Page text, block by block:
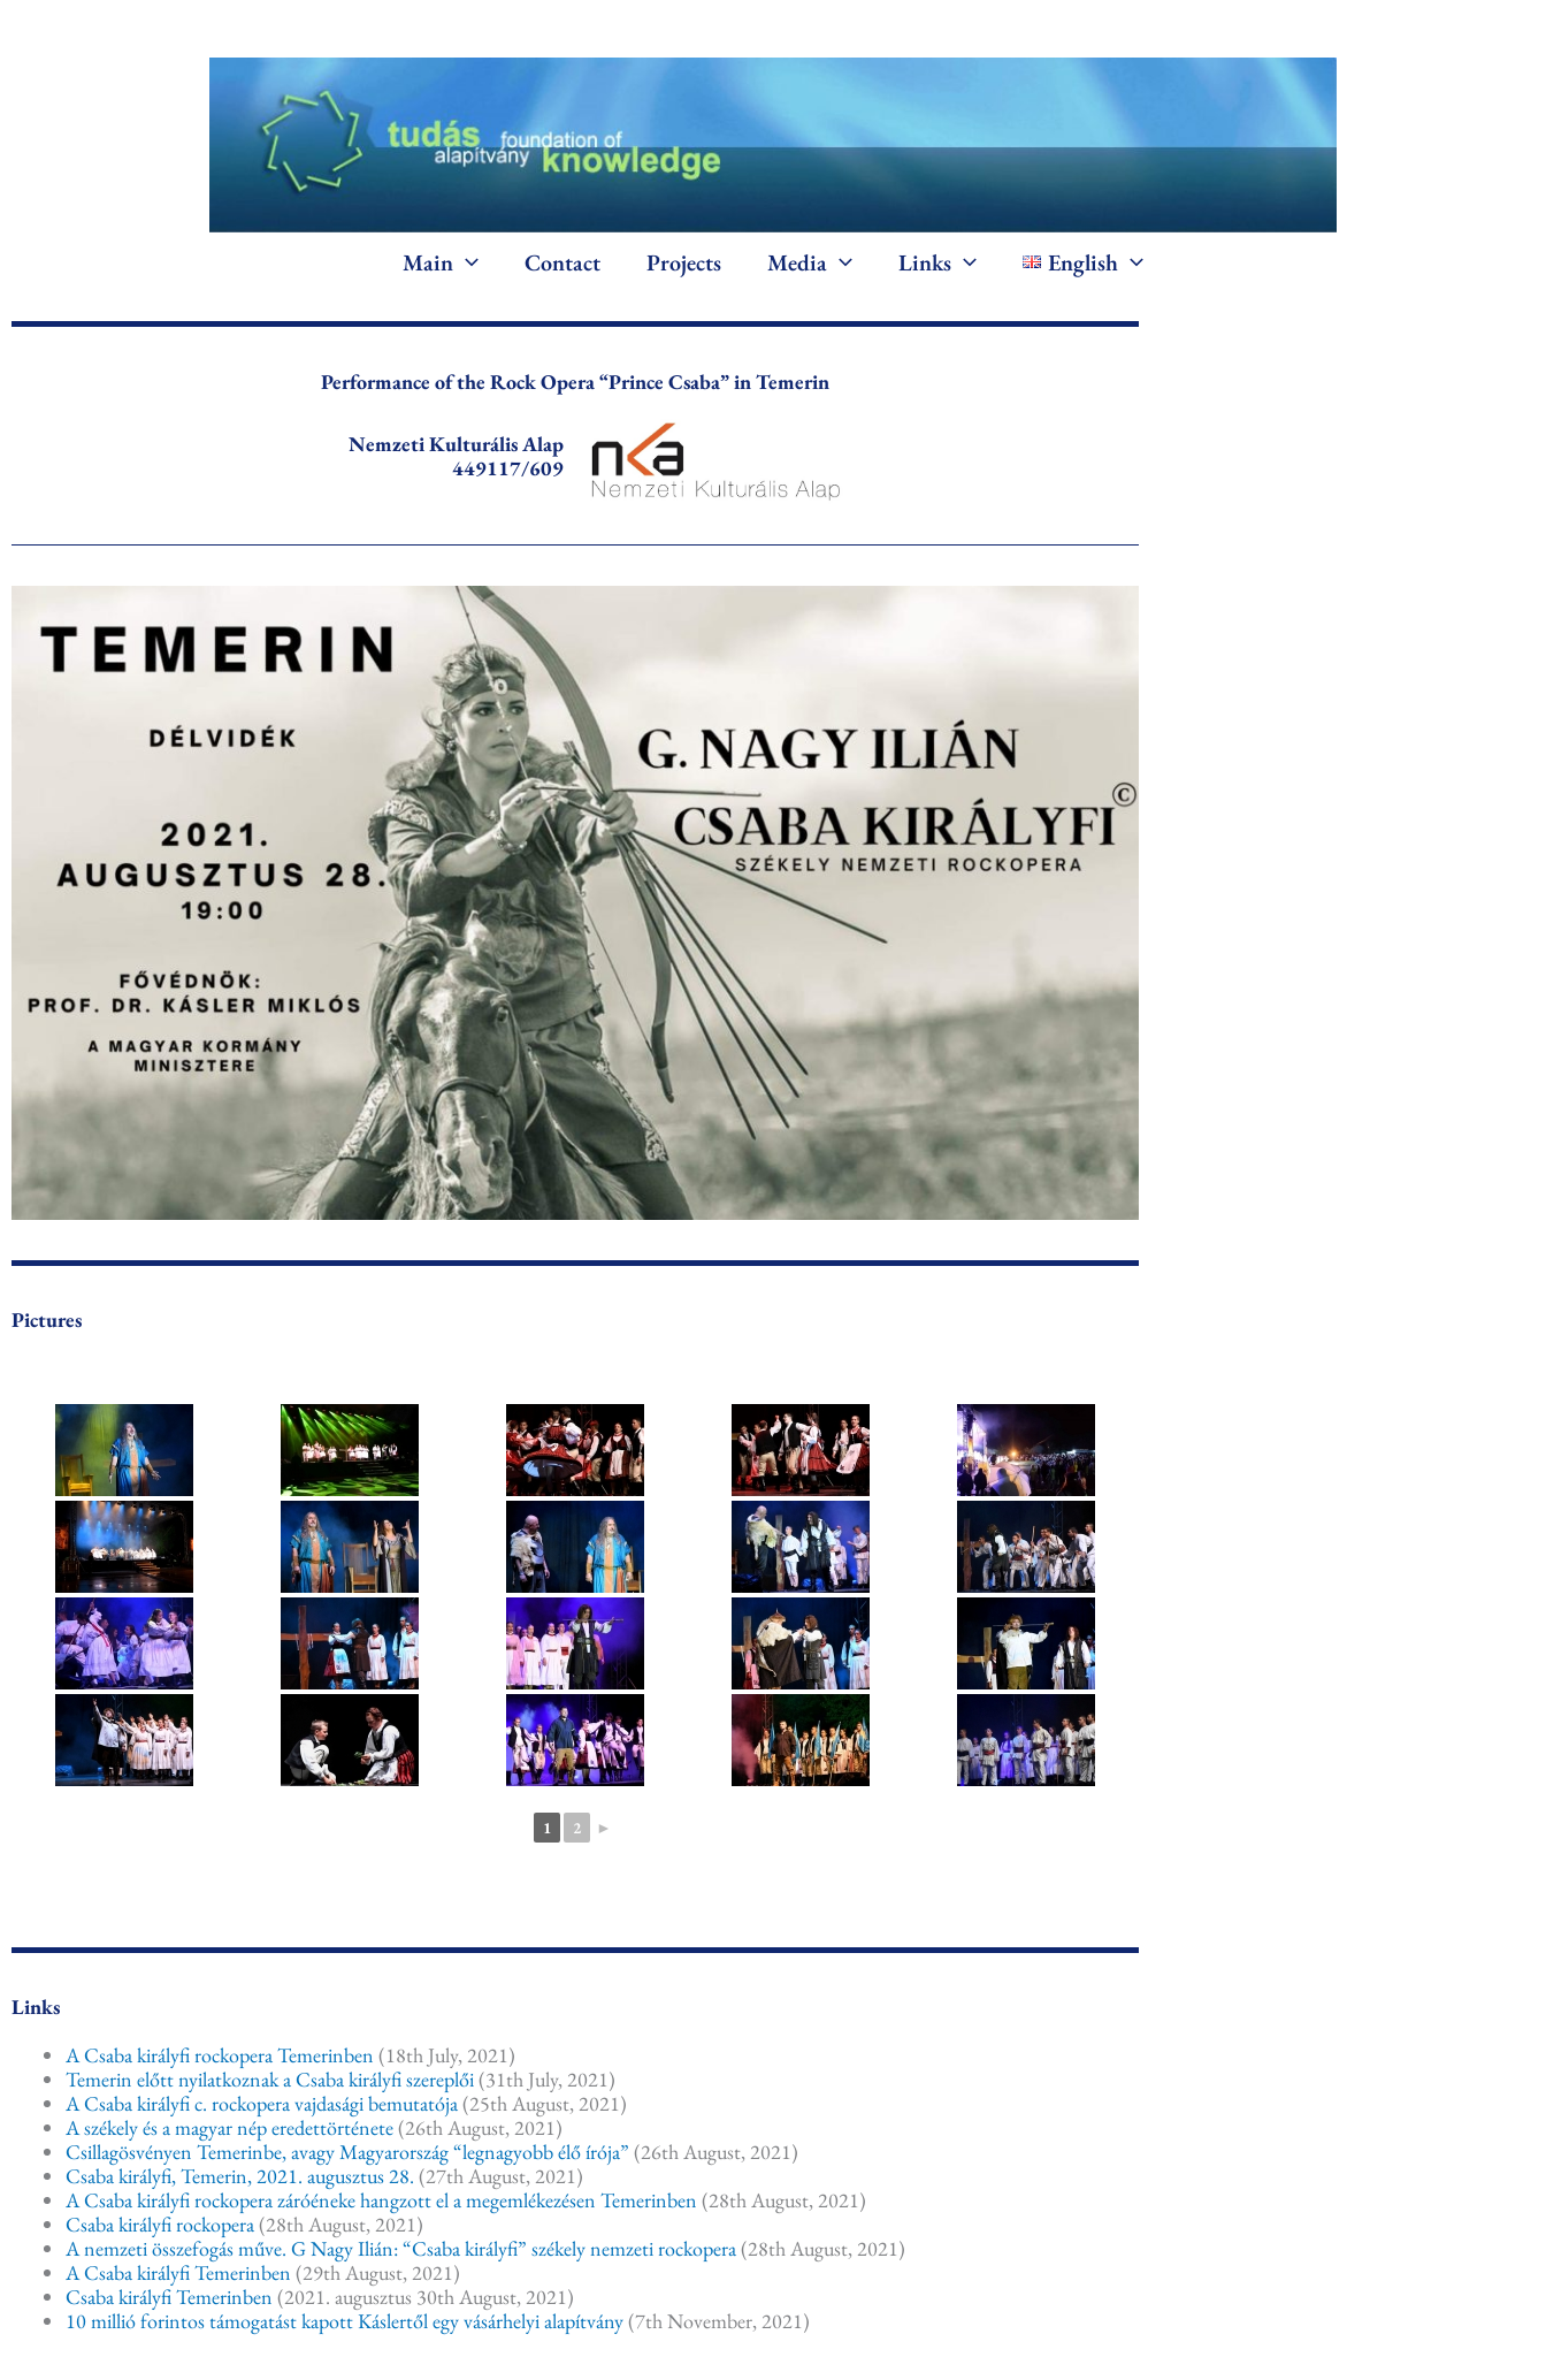
Main Contact Projects Media Links English
Performance of the Rock Opera “Prince Csaba” in Temerin
Nemzeti Kulturális Alap
449117/609
Pictures
1 2 ►
Links
A Csaba királyfi rockopera Temerinben (18th July, 2021)
Temerin előtt nyilatkoznak a Csaba királyfi szereplői(31th July, 2021)
A Csaba királyfi c. rockopera vajdasági bemutatója(25th August, 2021)
A székely és a magyar nép eredettörténete(26th August, 2021)
Csillagösvényen Temerinbe, avagy Magyarország “legnagyobb élő írója” (26th August, 2021)
Csaba királyfi, Temerin, 2021. augusztus 28. (27th August, 2021)
A Csaba királyfi rockopera záróéneke hangzott el a megemlékezésen Temerinben (28th August, 2021)
Csaba királyfi rockopera(28th August, 2021)
A nemzeti összefogás műve. G Nagy Ilián: “Csaba királyfi” székely nemzeti rockopera(28th August, 2021)
A Csaba királyfi Temerinben (29th August, 2021)
Csaba királyfi Temerinben (2021. augusztus 30th August, 2021)
10 millió forintos támogatást kapott Káslertől egy vásárhelyi alapítvány(7th November, 2021)